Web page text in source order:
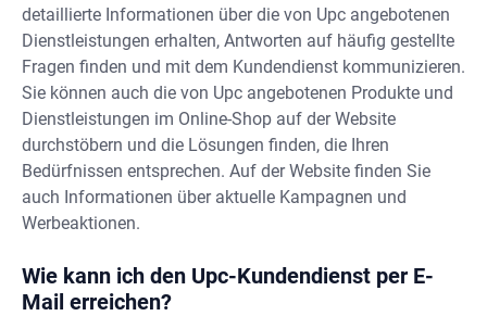
detaillierte Informationen über die von Upc angebotenen
Dienstleistungen erhalten, Antworten auf häufig gestellte
Fragen finden und mit dem Kundendienst kommunizieren.
Sie können auch die von Upc angebotenen Produkte und
Dienstleistungen im Online-Shop auf der Website
durchstöbern und die Lösungen finden, die Ihren
Bedürfnissen entsprechen. Auf der Website finden Sie
auch Informationen über aktuelle Kampagnen und
Werbeaktionen.
Wie kann ich den Upc-Kundendienst per E-
Mail erreichen?